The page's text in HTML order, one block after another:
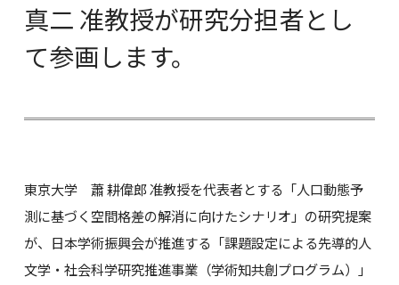
真二 准教授が研究分担者とし
て参画します。
東京大学 蕭 耕偉郎 准教授を代表者とする「人口動態予
測に基づく空間格差の解消に向けたシナリオ」の研究提案
が、日本学術振興会が推進する「課題設定による先導的人
文学・社会科学研究推進事業（学術知共創プログラム）」